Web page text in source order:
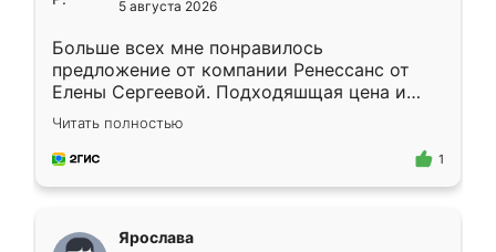
5 августа 2026
Больше всех мне понравилось
предложение от компании Ренессанс от
Елены Сергеевой. Подходяшщая цена и
короткие сроки изготовления. Приехавший
для замера сотрудник Владислав
предложил по моему эскизу самый
Читать полностью
1
Ярослава